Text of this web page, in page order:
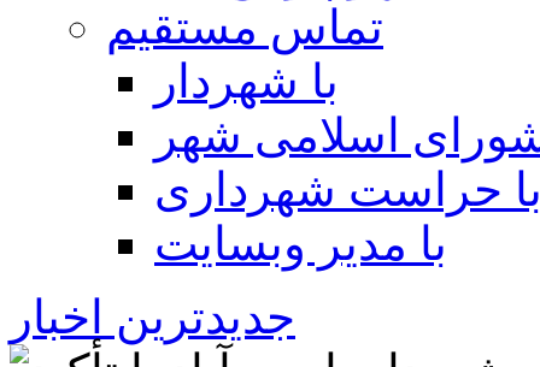
تماس مستقیم
با شهردار
اسلامی شهر
حراست شهرداری
با مدیر وبسایت
جدیدترین اخبار